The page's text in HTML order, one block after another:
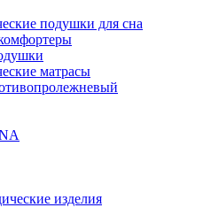
подушки для сна
матрасы
изделия